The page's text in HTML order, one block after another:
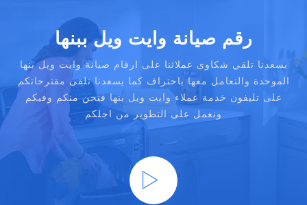
رقم صيانة وايت ويل ببنها
يسعدنا تلقي شكاوى عملائنا على ارقام صيانة وايت ويل بنها
الموحدة والتعامل معها باحتراف كما يسعدنا تلقى مقترحاتكم
على تليفون خدمة عملاء وايت ويل بنها فنحن منكم وفيكم
ونعمل على التطوير من اجلكم